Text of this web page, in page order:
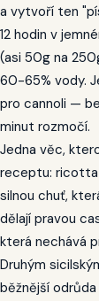
a vytvoří ten
12 hodin v
(asi 50g na
60-65% vody.
pro cannoli —
minut rozmočí.
Jedna věc,
receptu: ricotta
silnou chuť,
dělají pravou
která nechává
Druhým
běžnější